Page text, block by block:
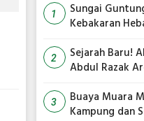
1
Sungai
Kebakaran
2
Sejarah Baru!
Abdul Razak
Provinsi Riau
3
Buaya Muara
Kampung dan